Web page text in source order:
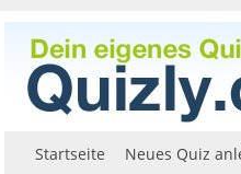
Startseite Neues Quiz